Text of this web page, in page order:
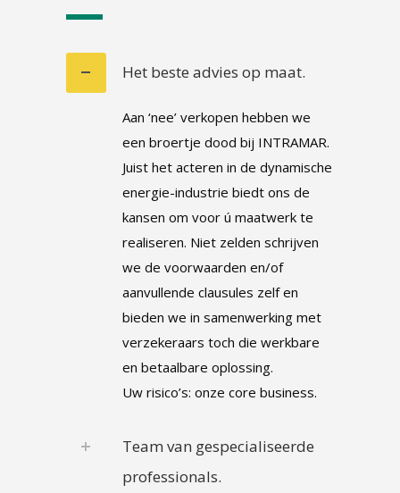
Het beste advies op maat.
Aan ‘nee’ verkopen hebben we
een broertje dood bij INTRAMAR.
Juist het acteren in de dynamische
energie-industrie biedt ons de
kansen om voor ú maatwerk te
realiseren. Niet zelden schrijven
we de voorwaarden en/of
aanvullende clausules zelf en
bieden we in samenwerking met
verzekeraars toch die werkbare
en betaalbare oplossing.
Uw risico’s: onze core business.
Team van gespecialiseerde
professionals.